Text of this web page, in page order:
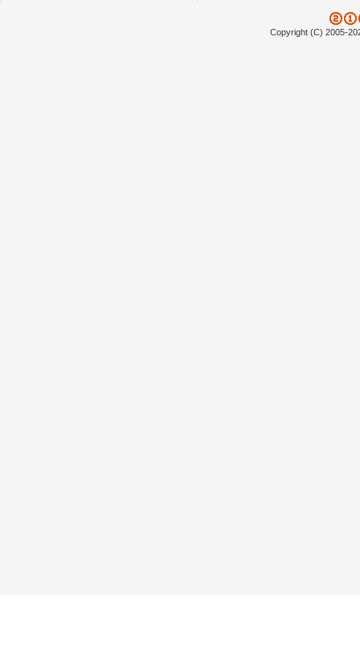
Copyright (C) 2005-